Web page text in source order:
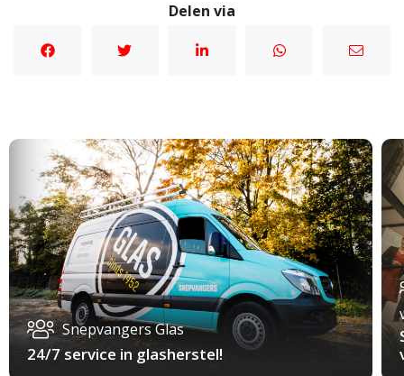
Delen via
Snepvangers Glas
24/7 service in glasherstel!